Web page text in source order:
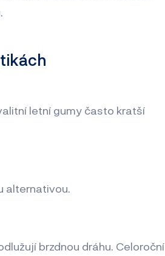
letní gumy často kratší
alternativou.
brzdnou dráhu. Celoroční